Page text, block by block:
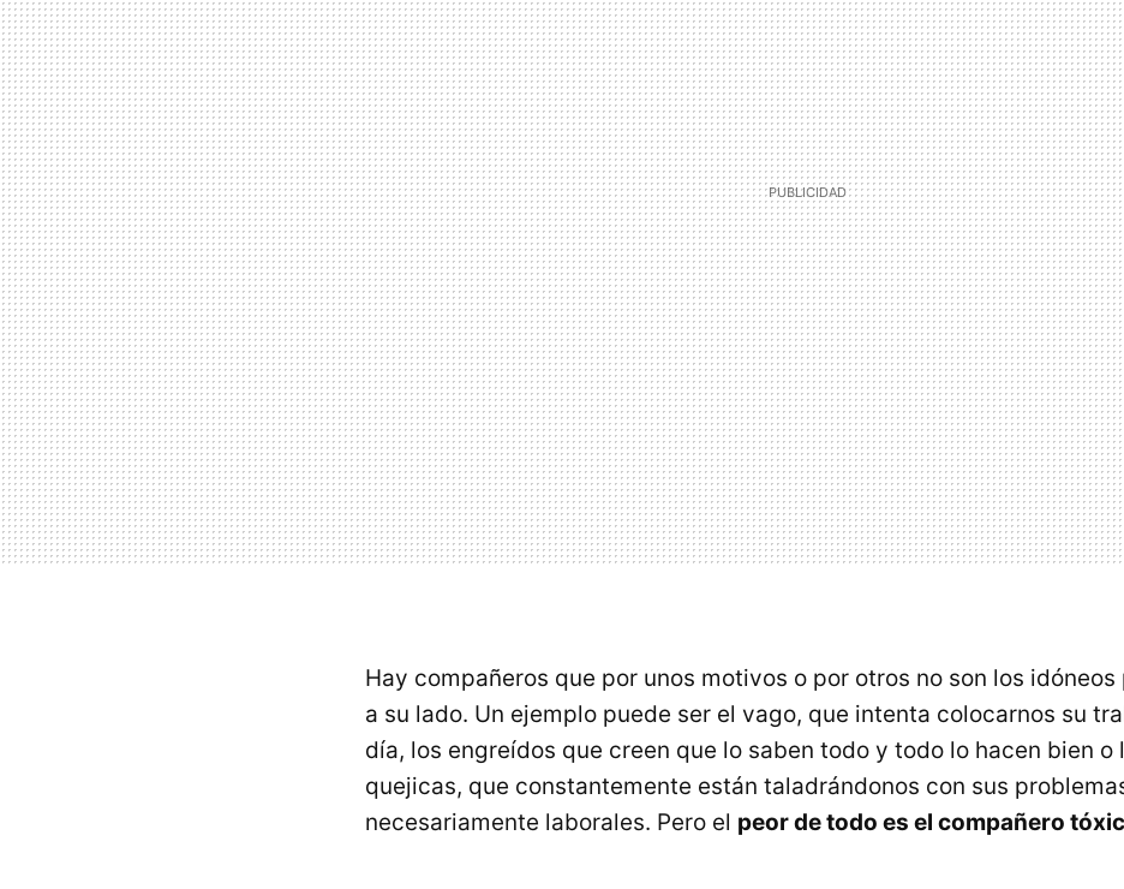
Hay compañeros que por unos motivos o por otros no son los idóneos
a su lado. Un ejemplo puede ser el vago, que intenta colocarnos su
día, los engreídos que creen que lo saben todo y todo lo hacen bien o
quejicas, que constantemente están taladrándonos con sus
necesariamente laborales. Pero el peor de todo es el compañero